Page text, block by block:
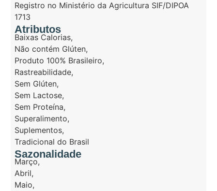
Registro no Ministério da Agricultura SIF/DIPOA
1713
Atributos
Baixas Calorias,
Não contém Glúten,
Produto 100% Brasileiro,
Rastreabilidade,
Sem Glúten,
Sem Lactose,
Sem Proteína,
Superalimento,
Suplementos,
Tradicional do Brasil
Sazonalidade
Março,
Abril,
Maio,